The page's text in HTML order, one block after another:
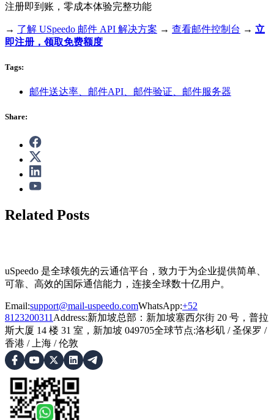
注册即到账，零成本体验完整功能
→ 了解 USpeedo 邮件 API 解决方案 → 查看邮件控制台 → 立
即注册，领取免费额度
Tags:
邮件送达率、邮件API、邮件验证、邮件服务器
Share:
Related Posts
uSpeedo 是全球领先的云通信平台，致力于为企业提供简单、
可靠、高效的国际通信能力，连接全球数十亿用户。
Email:support@mail-uspeedo.comWhatsApp:+52
8123200311Address:新加坡总部：新加坡塞西尔街 20 号，普拉
斯大厦 14 楼 31 室，新加坡 049705全球节点:洛杉矶 /圣保罗 /
香港 /上海 /伦敦